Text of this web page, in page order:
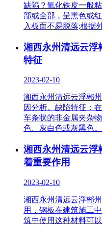
缺陷？氧化铁皮一般
部或全部，呈黑色或
入板面不易脱落;根据
湘西永州清远云浮
特征
2023-02-10
湘西永州清远云浮郴
因分析。缺陷特征：
车条状的非金属夹杂
色、灰白色或灰黑色。
湘西永州清远云浮
着重要作用
2023-02-10
湘西永州清远云浮郴
用，钢板在建筑施工
筑中使用这种材料可